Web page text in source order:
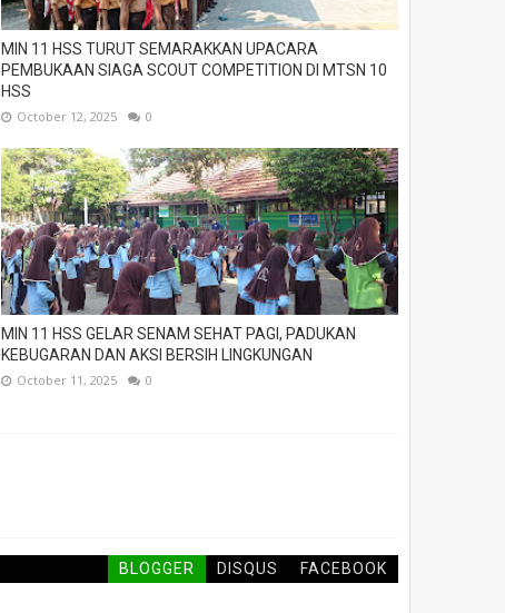
MIN 11 HSS TURUT SEMARAKKAN UPACARA
PEMBUKAAN SIAGA SCOUT COMPETITION DI MTSN 10
HSS
October 12, 2025 0
MIN 11 HSS GELAR SENAM SEHAT PAGI, PADUKAN
KEBUGARAN DAN AKSI BERSIH LINGKUNGAN
October 11, 2025 0
BLOGGER DISQUS FACEBOOK